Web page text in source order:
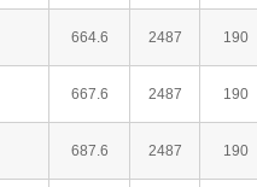
664.6 2487 190
667.6 2487 190
687.6 2487 190